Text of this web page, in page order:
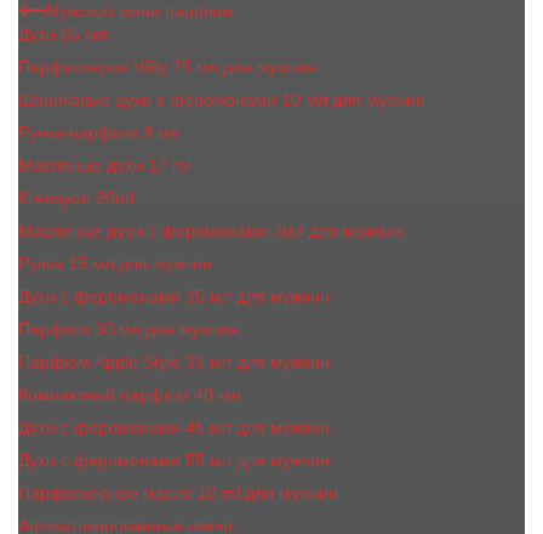
Мужской мини парфюм
Духи 65 мл
Парфюмерия Vilily 25 мл для мужчин
Шариковые духи с феромонами 10 мл для мужчин
Ручка-парфюм 8 мл
Масляные духи 17 ml
Kreasyon 20ml
Масляные духи c феромонами 7мл для мужчин
Ручка 15 мл для мужчин
Духи с феромонами 35 мл для мужчин
Парфюм 30 мл для мужчин
Парфюм Apple Style 35 мл для мужчин
Компактный парфюм 40 мл
Духи с феромонами 45 мл для мужчин
Духи с феромонами 55 мл для мужчин
Парфюмерное масло 10 ml для мужчин
Ароматизированные свечи